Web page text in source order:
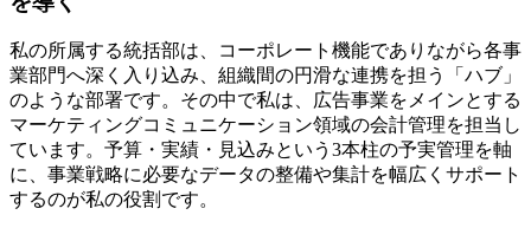
私の所属する統括部は、コーポレート機能でありながら各事
業部門へ深く入り込み、組織間の円滑な連携を担う「ハブ」
のような部署です。その中で私は、広告事業をメインとする
マーケティングコミュニケーション領域の会計管理を担当し
ています。予算・実績・見込みという3本柱の予実管理を軸
に、事業戦略に必要なデータの整備や集計を幅広くサポート
するのが私の役割です。